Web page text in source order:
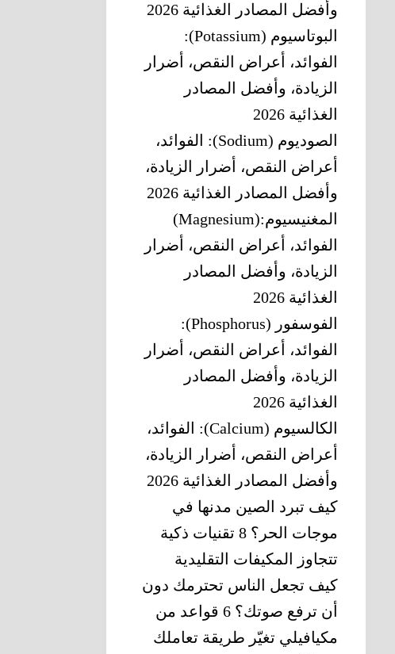
وأفضل المصادر الغذائية 2026
البوتاسيوم (Potassium):
الفوائد، أعراض النقص، أضرار
الزيادة، وأفضل المصادر
الغذائية 2026
الصوديوم (Sodium): الفوائد،
أعراض النقص، أضرار الزيادة،
وأفضل المصادر الغذائية 2026
المغنيسيوم‎ (Magnesium):
‎الفوائد، أعراض النقص، أضرار
الزيادة، وأفضل المصادر
الغذائية 2026
الفوسفور (Phosphorus):
الفوائد، أعراض النقص، أضرار
الزيادة، وأفضل المصادر
الغذائية 2026
الكالسيوم (Calcium): الفوائد،
أعراض النقص، أضرار الزيادة،
وأفضل المصادر الغذائية 2026
كيف تبرد الصين مدنها في
موجات الحر؟ 8 تقنيات ذكية
تتجاوز المكيفات التقليدية
كيف تجعل الناس تحترمك دون
أن ترفع صوتك؟ 6 قواعد من
مكيافيلي تغيّر ‏طريقة تعاملك